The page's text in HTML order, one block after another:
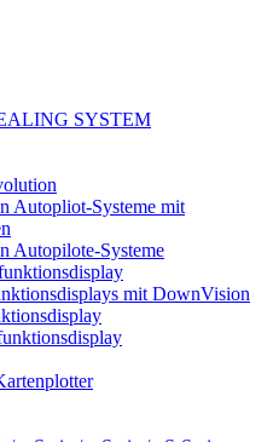
SYSTEM
Autopliot-Systeme mit
Autopilote-Systeme
mit DownVision